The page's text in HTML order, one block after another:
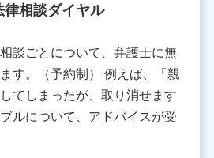
ドコモは、お客さまの情報を利
動原則を順守します 。
シュボードの「第三者提供の管
らず、共同利用する場合がありま
ではないお客さま（2019年12月11
クラブ会員であったことがないお
律相談ダイヤル
談ごとについて、弁護士に無
す。（予約制） 例えば、「親
てしまったが、取り消せます
ルについて、アドバイスが受